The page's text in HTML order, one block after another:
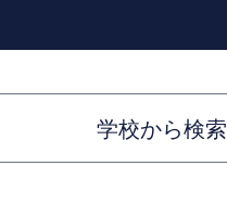
学校から検索